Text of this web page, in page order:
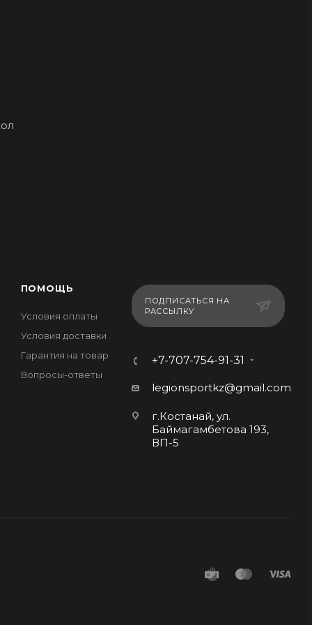
ПОМОЩЬ
Условия оплаты
Условия доставки
Гарантия на товар
Вопросы-ответы
ПОДПИСАТЬСЯ НА
РАССЫЛКУ
+7-707-754-91-31
legionsportkz@gmail.com
г.Костанай, ул.
Баймагамбетова 193,
ВП-5